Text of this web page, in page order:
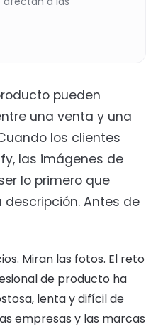
pueden
una venta y una
los clientes
las imágenes de
lo primero que
descripción. Antes de
Miran las fotos. El reto
de producto ha
lenta y difícil de
empresas y las marcas